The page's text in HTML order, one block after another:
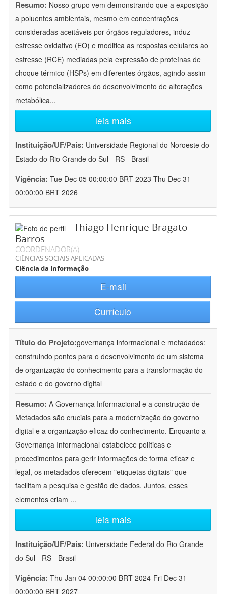
Resumo: Nosso grupo vem demonstrando que a exposição
a poluentes ambientais, mesmo em concentrações
consideradas aceitáveis por órgãos reguladores, induz
estresse oxidativo (EO) e modifica as respostas celulares ao
estresse (RCE) mediadas pela expressão de proteínas de
choque térmico (HSPs) em diferentes órgãos, agindo assim
como potencializadores do desenvolvimento de alterações
metabólica...
leia mais
Instituição/UF/País: Universidade Regional do Noroeste do
Estado do Rio Grande do Sul - RS - Brasil
Vigência: Tue Dec 05 00:00:00 BRT 2023-Thu Dec 31
00:00:00 BRT 2026
Thiago Henrique Bragato
Barros
COORDENADOR(A)
CIÊNCIAS SOCIAIS APLICADAS
Ciência da Informação
E-mail
Currículo
Título do Projeto:governança informacional e metadados:
construindo pontes para o desenvolvimento de um sistema
de organização do conhecimento para a transformação do
estado e do governo digital
Resumo: A Governança Informacional e a construção de
Metadados são cruciais para a modernização do governo
digital e a organização eficaz do conhecimento. Enquanto a
Governança Informacional estabelece políticas e
procedimentos para gerir informações de forma eficaz e
legal, os metadados oferecem "etiquetas digitais" que
facilitam a pesquisa e gestão de dados. Juntos, esses
elementos criam ...
leia mais
Instituição/UF/País: Universidade Federal do Rio Grande
do Sul - RS - Brasil
Vigência: Thu Jan 04 00:00:00 BRT 2024-Fri Dec 31
00:00:00 BRT 2027